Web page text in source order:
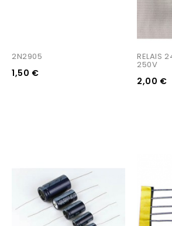
2N2905
1,50 €
RELAIS
250V
2,00 €